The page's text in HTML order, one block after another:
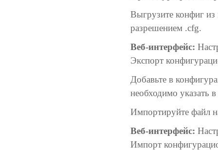
Выгрузите конфиг из
разрешением .cfg.
Веб-интерфейс:
Экспорт
Добавьте в
необходимо указать
Импортируйте файл
Веб-интерфейс:
Импорт